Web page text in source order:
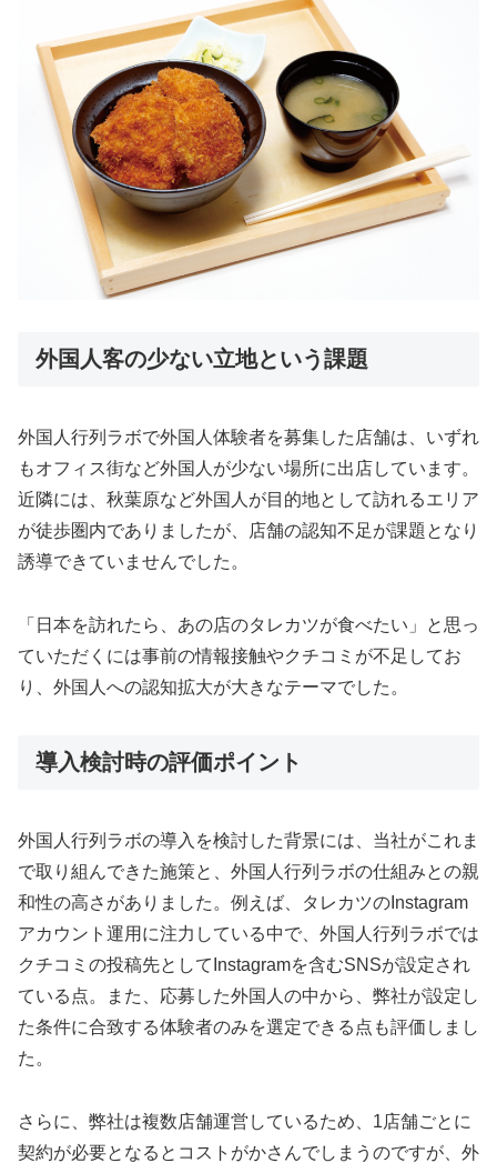
外国人客の少ない立地という課題
外国人行列ラボで外国人体験者を募集した店舗は、いずれ
もオフィス街など外国人が少ない場所に出店しています。
近隣には、秋葉原など外国人が目的地として訪れるエリア
が徒歩圏内でありましたが、店舗の認知不足が課題となり
誘導できていませんでした。
「日本を訪れたら、あの店のタレカツが食べたい」と思っ
ていただくには事前の情報接触やクチコミが不足してお
り、外国人への認知拡大が大きなテーマでした。
導入検討時の評価ポイント
外国人行列ラボの導入を検討した背景には、当社がこれま
で取り組んできた施策と、外国人行列ラボの仕組みとの親
和性の高さがありました。例えば、タレカツのInstagram
アカウント運用に注力している中で、外国人行列ラボでは
クチコミの投稿先としてInstagramを含むSNSが設定され
ている点。また、応募した外国人の中から、弊社が設定し
た条件に合致する体験者のみを選定できる点も評価しまし
た。
さらに、弊社は複数店舗運営しているため、1店舗ごとに
契約が必要となるとコストがかさんでしまうのですが、外